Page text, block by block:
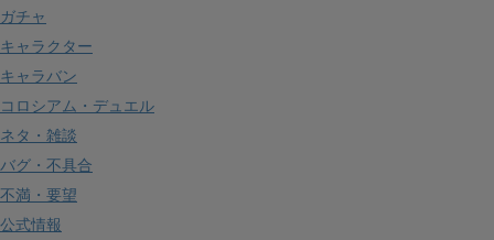
ガチャ
キャラクター
キャラバン
コロシアム・デュエル
ネタ・雑談
バグ・不具合
不満・要望
公式情報